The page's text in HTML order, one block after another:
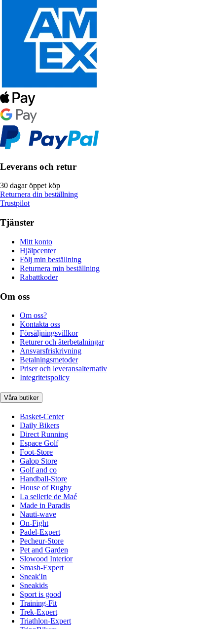
Leverans och retur
30 dagar öppet köp
Returnera din beställning
Trustpilot
Tjänster
Mitt konto
Hjälpcenter
Följ min beställning
Returnera min beställning
Rabattkoder
Om oss
Om oss?
Kontakta oss
Försäljningsvillkor
Returer och återbetalningar
Ansvarsfriskrivning
Betalningsmetoder
Priser och leveransalternativ
Integritetspolicy
Våra butiker
Basket-Center
Daily Bikers
Direct Running
Espace Golf
Foot-Store
Galop Store
Golf and co
Handball-Store
House of Rugby
La sellerie de Maé
Made in Paradis
Nauti-wave
On-Fight
Padel-Expert
Pecheur-Store
Pet and Garden
Slowood Interior
Smash-Expert
Sneak'In
Sneakids
Sport is good
Training-Fit
Trek-Expert
Triathlon-Expert